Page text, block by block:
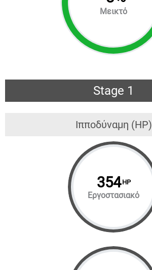
Μεικτό
Stage 1
Ιπποδύναμη (HP)
354 HP
Εργοστασιακό